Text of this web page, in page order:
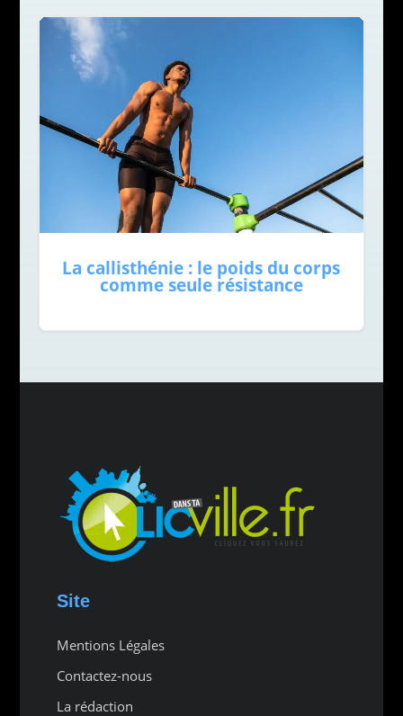
La callisthénie : le poids du corps
comme seule résistance
Site
Mentions Légales
Contactez-nous
La rédaction